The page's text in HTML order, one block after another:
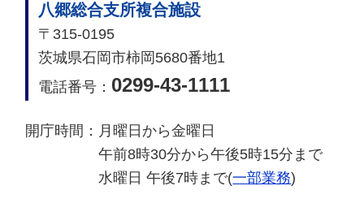
八郷総合支所複合施設
〒315-0195
茨城県石岡市柿岡5680番地1
電話番号： 0299-43-1111
開庁時間： 月曜日から金曜日
午前8時30分から午後5時15分まで
水曜日 午後7時まで(一部業務)